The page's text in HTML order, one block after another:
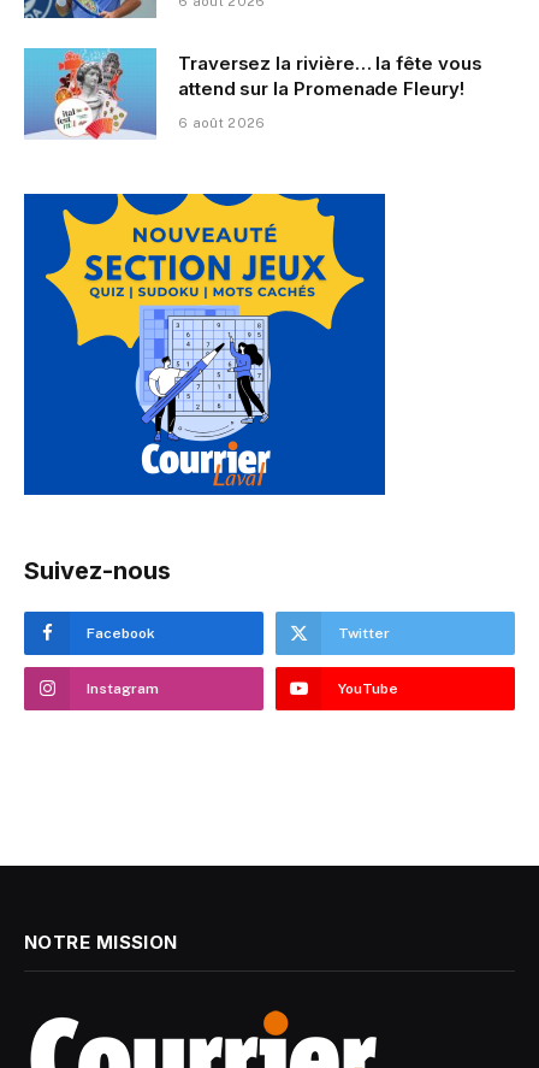
Traversez la rivière… la fête vous
attend sur la Promenade Fleury!
6 août 2026
Suivez-nous
Facebook Twitter
Instagram YouTube
NOTRE MISSION